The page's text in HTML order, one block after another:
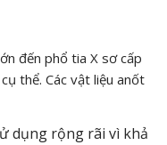
đến phổ tia X sơ cấp
thể. Các vật liệu anốt
dụng rộng rãi vì khả